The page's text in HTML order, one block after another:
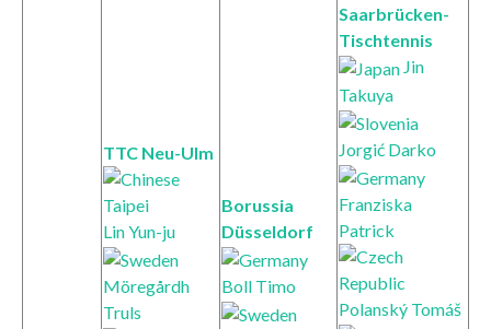
TTC Neu-Ulm
Lin Yun-ju
Möregårdh
Truls
Borussia
Düsseldorf
Boll Timo
Saarbrücken-
Tischtennis
Jin
Takuya
Jorgić Darko
Franziska
Patrick
Polanský Tomáš